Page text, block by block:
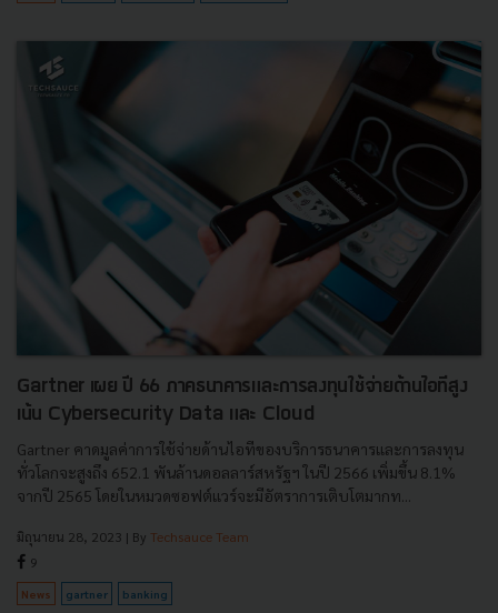
Gartner เผย ปี 66 ภาคธนาคารและการลงทุนใช้จ่ายด้านไอทีสูง
เน้น Cybersecurity Data และ Cloud
Gartner คาดมูลค่าการใช้จ่ายด้านไอทีของบริการธนาคารและการลงทุน
ทั่วโลกจะสูงถึง 652.1 พันล้านดอลลาร์สหรัฐฯ ในปี 2566 เพิ่มขึ้น 8.1%
จากปี 2565 โดยในหมวดซอฟต์แวร์จะมีอัตราการเติบโตมากท...
มิถุนายน 28, 2023 | By Techsauce Team
9
News gartner banking